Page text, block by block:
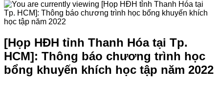
[Họp HĐH tỉnh Thanh Hóa tại Tp.
HCM]: Thông báo chương trình học
bổng khuyến khích học tập năm 2022